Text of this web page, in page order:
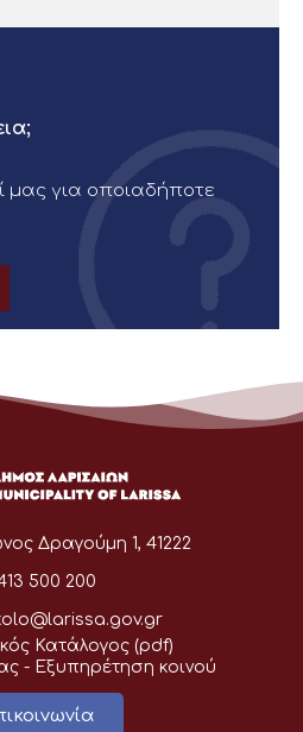
μας για οποιαδήποτε
Δραγούμη 1, 41222
500 200
Κατάλογος (pdf)
- Eξυπηρέτηση κοινού